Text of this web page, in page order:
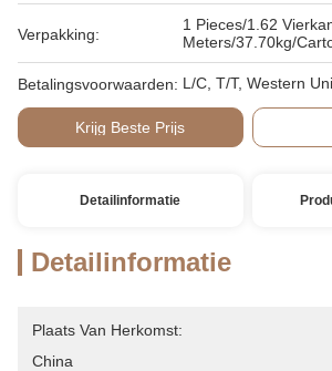
Verpakking:
1 Pieces/1.62
Meters/37.70kg/
Betalingsvoorwaarden: L/C, T/T, Western
Krijg Beste Prijs
Detailinformatie
Detailinformatie
Plaats Van Herkomst:
China